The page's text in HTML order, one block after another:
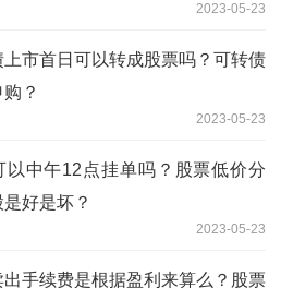
2023-05-23
上市首日可以转成股票吗？可转债
？
2023-05-23
以中午12点挂单吗？股票低价分
好是坏？
2023-05-23
出手续费是根据盈利来算么？股票